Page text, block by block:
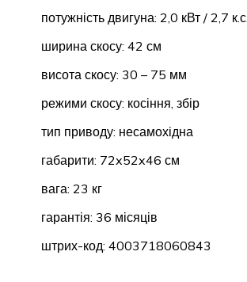
потужність двигуна: 2,0 кВт / 2,7 к.с.
ширина скосу: 42 см
висота скосу: 30 – 75 мм
режими скосу: косіння, збір
тип приводу: несамохідна
габарити: 72x52x46 см
вага: 23 кг
гарантія: 36 місяців
штрих-код: 4003718060843